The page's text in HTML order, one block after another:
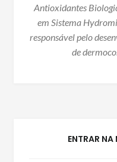
Antioxidantes
em Sistema
responsável pelo
de
ENTRAR NA